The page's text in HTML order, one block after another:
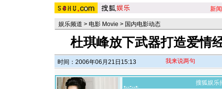
新闻
娱乐频道 > 电影 Movie > 国内电影动态
杜琪峰放下武器打造爱情
时间：2006年06月21日15:13 我来说两句
搜狐娱乐